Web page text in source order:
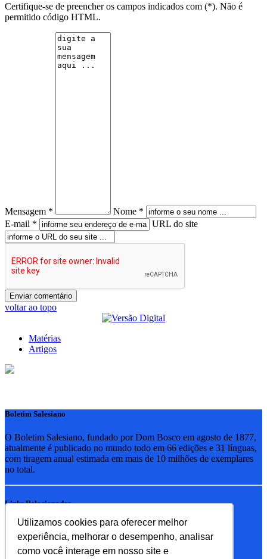
Utilizamos cookies para oferecer melhor
experiência, melhorar o desempenho, analisar
como você interage em nosso site e
Certifique-se de preencher os campos indicados com (*). Não é
permitido código HTML.
Mensagem *
Nome *
E-mail *
URL do site
voltar ao topo
Matérias
Artigos
Boletim Salesiano
O Boletim Salesiano, fundado por Dom Bosco em agosto de 1877,
atualmente é publicado no mundo todo em 66 edições e 31 línguas,
com tiragem anual estimada em mais de 10 milhões de exemplares
no total.
Links Relacionados
RSB - Rede Salesiana Brasil
EDEBE - Editora
UPV - União pela Vida